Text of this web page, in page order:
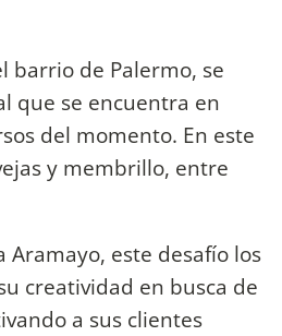
barrio de Palermo, se
que se encuentra en
del momento. En este
y membrillo, entre
este desafío los
creatividad en busca de
a sus clientes